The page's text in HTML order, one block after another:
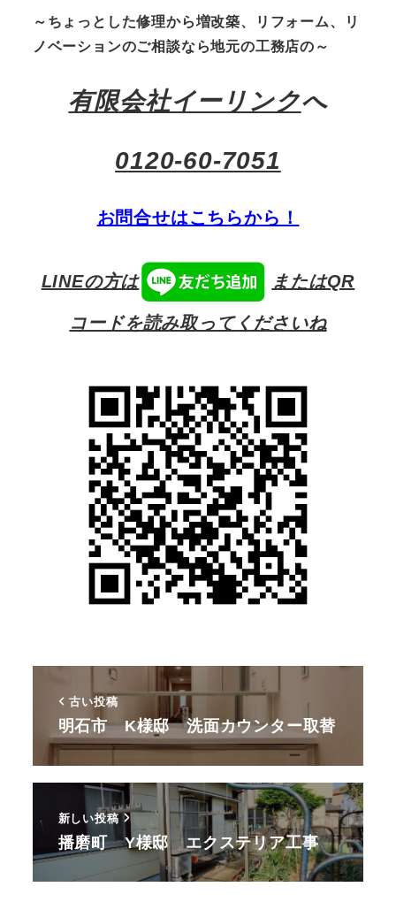
～ちょっとした修理から増改築、リフォーム、リ
ノベーションのご相談なら地元の工務店の～
有限会社イーリンクへ
0120-60-7051
お問合せはこちらから！
LINEの方は またはQR
コードを読み取ってくださいね
古い投稿
明石市 K様邸 洗面カウンター取替
新しい投稿
播磨町 Y様邸 エクステリア工事